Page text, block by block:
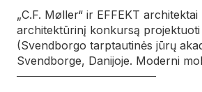
„C.F. Møller“ ir EFFEKT architektai
architektūrinį konkursą projektuoti
(Svendborgo tarptautinės jūrų
Svendborge, Danijoje. Moderni